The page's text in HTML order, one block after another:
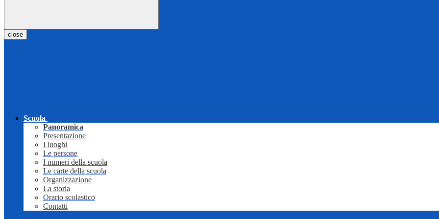
close
Scuola
Panoramica
Presentazione
I luoghi
Le persone
I numeri della scuola
Le carte della scuola
Organizzazione
La storia
Orario scolastico
Contatti